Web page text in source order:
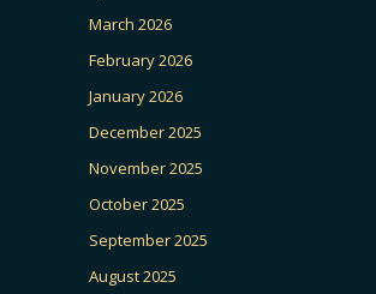
March 2026
February 2026
January 2026
December 2025
November 2025
October 2025
September 2025
August 2025